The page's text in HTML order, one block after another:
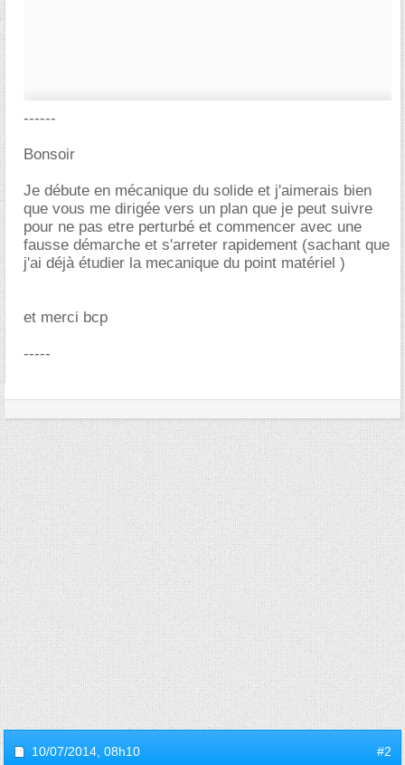
------
Bonsoir
Je débute en mécanique du solide et j'aimerais bien
que vous me dirigée vers un plan que je peut suivre
pour ne pas etre perturbé et commencer avec une
fausse démarche et s'arreter rapidement (sachant que
j'ai déjà étudier la mecanique du point matériel )
et merci bcp
-----
10/07/2014, 08h10 #2